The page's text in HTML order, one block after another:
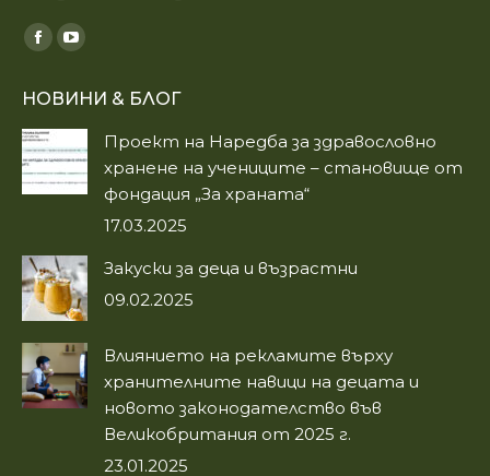
Find us on:
Facebook
opens
in
new
window
YouTube
opens
in
new
window
НОВИНИ & БЛОГ
Проект на Наредба за здравословно
хранене на учениците – становище от
фондация „За храната“
17.03.2025
Закуски за деца и възрастни
09.02.2025
Влиянието на рекламите върху
хранителните навици на децата и
новото законодателство във
Великобритания от 2025 г.
23.01.2025